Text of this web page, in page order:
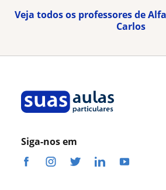
Veja todos os professores de
Carlos
Siga-nos em